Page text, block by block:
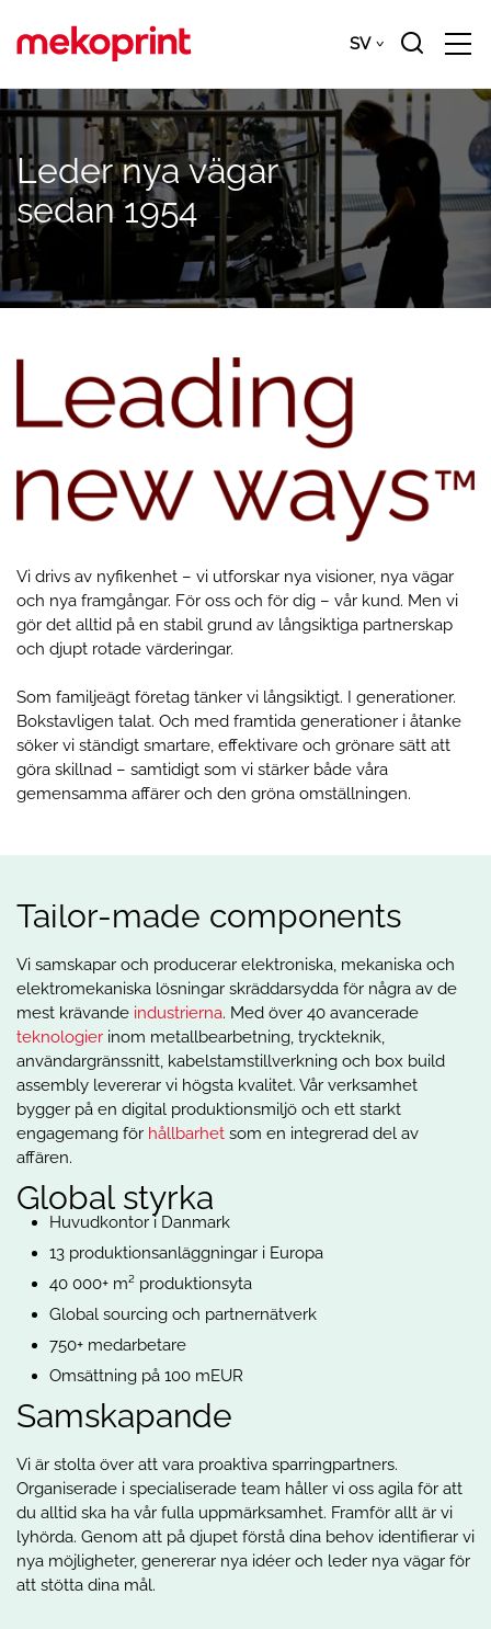
huvudinnehållet
Downloads SV
SV
Leder nya vägar
sedan 1954
Vi drivs av nyfikenhet – vi utforskar nya visioner, nya vägar
och nya framgångar. För oss och för dig – vår kund. Men vi
gör det alltid på en stabil grund av långsiktiga partnerskap
och djupt rotade värderingar.
Som familjeägt företag tänker vi långsiktigt. I generationer.
Bokstavligen talat. Och med framtida generationer i åtanke
söker vi ständigt smartare, effektivare och grönare sätt att
göra skillnad – samtidigt som vi stärker både våra
gemensamma affärer och den gröna omställningen.
Tailor-made components
Vi samskapar och producerar elektroniska, mekaniska och
elektromekaniska lösningar skräddarsydda för några av de
mest krävande industrierna. Med över 40 avancerade
teknologier inom metallbearbetning, tryckteknik,
användargränssnitt, kabelstamstillverkning och box build
assembly levererar vi högsta kvalitet. Vår verksamhet
bygger på en digital produktionsmiljö och ett starkt
engagemang för hållbarhet som en integrerad del av
affären.
Global styrka
Huvudkontor i Danmark
13 produktionsanläggningar i Europa
40 000+ m² produktionsyta
Global sourcing och partnernätverk
750+ medarbetare
Omsättning på 100 mEUR
Samskapande
Vi är stolta över att vara proaktiva sparringpartners.
Organiserade i specialiserade team håller vi oss agila för att
du alltid ska ha vår fulla uppmärksamhet. Framför allt är vi
lyhörda. Genom att på djupet förstå dina behov identifierar vi
nya möjligheter, genererar nya idéer och leder nya vägar för
att stötta dina mål.